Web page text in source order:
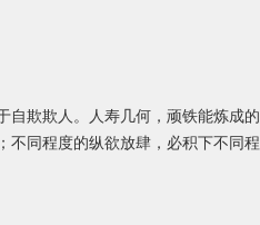
自欺欺人。人寿几何，顽铁能炼成的
不同程度的纵欲放肆，必积下不同程